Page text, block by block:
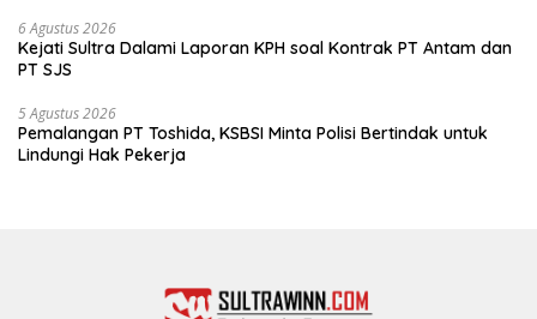
6 Agustus 2026
Kejati Sultra Dalami Laporan KPH soal Kontrak PT Antam dan
PT SJS
5 Agustus 2026
Pemalangan PT Toshida, KSBSI Minta Polisi Bertindak untuk
Lindungi Hak Pekerja